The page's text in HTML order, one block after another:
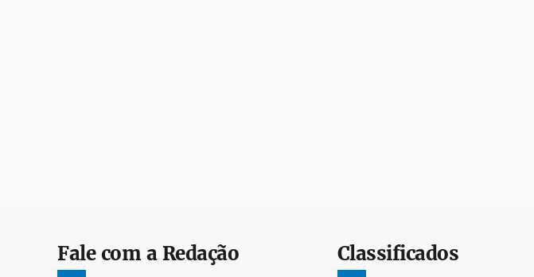
Fale com a Redação Classificados